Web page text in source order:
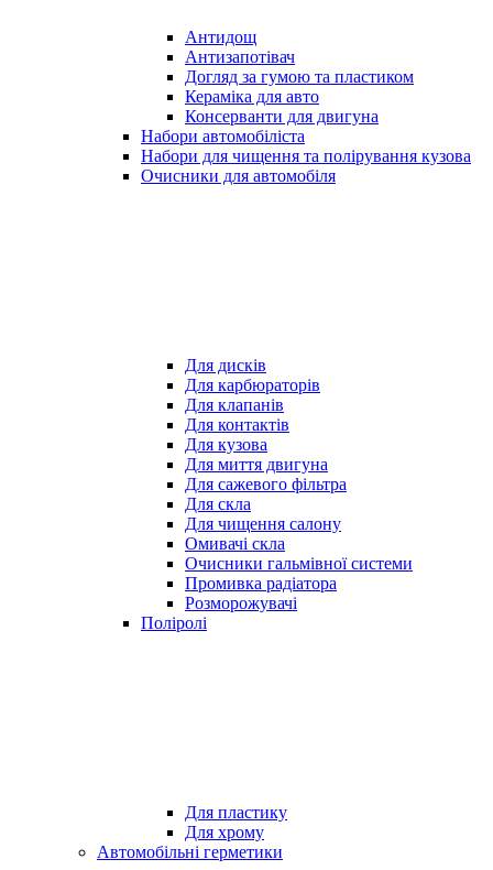
Антидощ
Антизапотівач
Догляд за гумою та пластиком
Кераміка для авто
Консерванти для двигуна
Набори автомобіліста
Набори для чищення та полірування кузова
Очисники для автомобіля
Для дисків
Для карбюраторів
Для клапанів
Для контактів
Для кузова
Для миття двигуна
Для сажевого фільтра
Для скла
Для чищення салону
Омивачі скла
Очисники гальмівної системи
Промивка радіатора
Розморожувачі
Поліролі
Для пластику
Для хрому
Автомобільні герметики